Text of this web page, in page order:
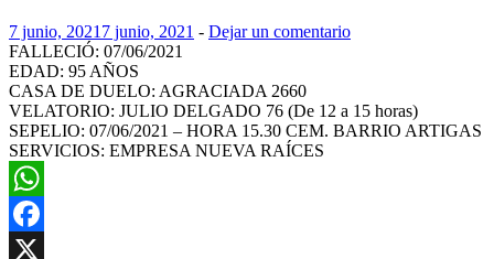
7 junio, 2021 7 junio, 2021 - Dejar un comentario
FALLECIÓ: 07/06/2021
EDAD: 95 AÑOS
CASA DE DUELO: AGRACIADA 2660
VELATORIO: JULIO DELGADO 76 (De 12 a 15 horas)
SEPELIO: 07/06/2021 – HORA 15.30 CEM. BARRIO ARTIGAS
SERVICIOS: EMPRESA NUEVA RAÍCES
WhatsApp
Facebook